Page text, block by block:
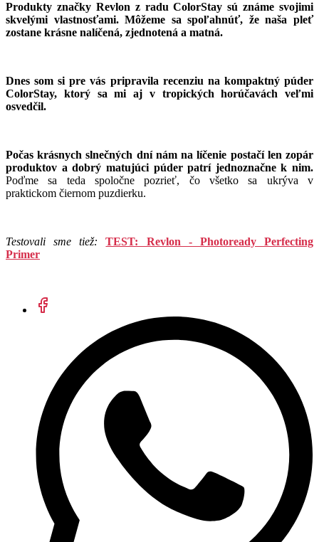
Produkty značky Revlon z radu ColorStay sú známe svojimi
skvelými vlastnosťami. Môžeme sa spoľahnúť, že naša pleť
zostane krásne nalíčená, zjednotená a matná.
Dnes som si pre vás pripravila recenziu na kompaktný púder
ColorStay, ktorý sa mi aj v tropických horúčavách veľmi
osvedčil.
Počas krásnych slnečných dní nám na líčenie postačí len zopár
produktov a dobrý matujúci púder patrí jednoznačne k nim.
Poďme sa teda spoločne pozrieť, čo všetko sa ukrýva v
praktickom čiernom puzdierku.
Testovali sme tiež:TEST: Revlon - Photoready Perfecting
Primer